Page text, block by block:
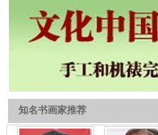
知名书画家推荐